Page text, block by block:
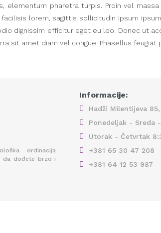
elementum pharetra turpis. Proin vel
lorem, sagittis sollicitudin ipsum
dignissim efficitur eget eu leo. Donec ut
sit amet diam vel congue. Phasellus
ordinacija
da dođete brzo i
Informacije:
Hadži Milentijeva
Ponedeljak - Sreda
Utorak - Četvrtak
+381 65 30 47 208
+381 64 12 53 987